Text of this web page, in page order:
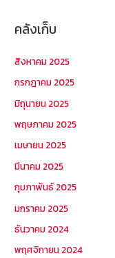
คลังเก็บ
สิงหาคม 2025
กรกฎาคม 2025
มิถุนายน 2025
พฤษภาคม 2025
เมษายน 2025
มีนาคม 2025
กุมภาพันธ์ 2025
มกราคม 2025
ธันวาคม 2024
พฤศจิกายน 2024